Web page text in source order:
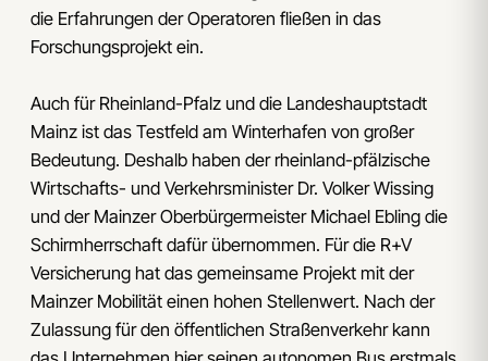
die Erfahrungen der Operatoren fließen in das
Forschungsprojekt ein.
Auch für Rheinland-Pfalz und die Landeshauptstadt
Mainz ist das Testfeld am Winterhafen von großer
Bedeutung. Deshalb haben der rheinland-pfälzische
Wirtschafts- und Verkehrsminister Dr. Volker Wissing
und der Mainzer Oberbürgermeister Michael Ebling die
Schirmherrschaft dafür übernommen. Für die R+V
Versicherung hat das gemeinsame Projekt mit der
Mainzer Mobilität einen hohen Stellenwert. Nach der
Zulassung für den öffentlichen Straßenverkehr kann